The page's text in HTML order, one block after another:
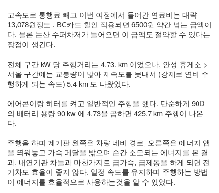
고속도로 통행료 빼고 이번 여정에서 들어간 연료비는 대략
13,078원정도 . BC카드 할인 적용되면 6500원 약간 넘는 금액이
다. 물론 논산 수퍼차저가 들어오면 이 금액도 절약할 수 있다는
장점이 생긴다.
전체 구간 kW 당 주행거리는 4.73. km 이었으나, 안성 휴게소 >
서울 구간에는 교통량이 많아 제속도를 못내서 (강제로 연비 주
행하게 되는 속도) 5.4 km 도 나왔었다.
에어콘이랑 히터를 켜고 일반적인 주행을 했다. 단순하게 90D
의 배터리 용량 90 kw 에 4.73을 곱하면 425.7 km 주행이 나온
다.
주행을 하며 계기판 왼쪽은 차량 네비 경로, 오른쪽은 에너지 앱
을 띄워놓고 가속 페달을 밟으며 순간 소모되는 에너지를 본 결
과, 내연기관 차들과 마찬가지로 급가속, 급제동을 하게 되면 전
기차도 효율이 좋지 않다. 일정 속도를 유지하며 주행하는 방법
이 에너지를 효율적으로 사용하는것을 알 수 있었다.